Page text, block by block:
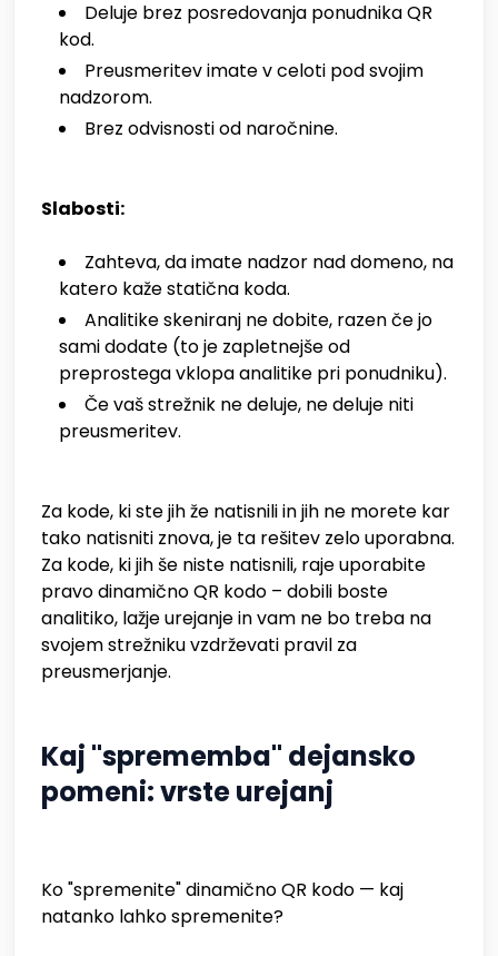
Deluje brez posredovanja ponudnika QR
kod.
Preusmeritev imate v celoti pod svojim
nadzorom.
Brez odvisnosti od naročnine.
Slabosti:
Zahteva, da imate nadzor nad domeno, na
katero kaže statična koda.
Analitike skeniranj ne dobite, razen če jo
sami dodate (to je zapletnejše od
preprostega vklopa analitike pri ponudniku).
Če vaš strežnik ne deluje, ne deluje niti
preusmeritev.
Za kode, ki ste jih že natisnili in jih ne morete kar
tako natisniti znova, je ta rešitev zelo uporabna.
Za kode, ki jih še niste natisnili, raje uporabite
pravo dinamično QR kodo – dobili boste
analitiko, lažje urejanje in vam ne bo treba na
svojem strežniku vzdrževati pravil za
preusmerjanje.
Kaj "sprememba" dejansko
pomeni: vrste urejanj
Ko "spremenite" dinamično QR kodo — kaj
natanko lahko spremenite?